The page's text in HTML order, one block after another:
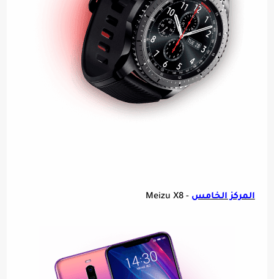
المركز الخامس- Meizu X8